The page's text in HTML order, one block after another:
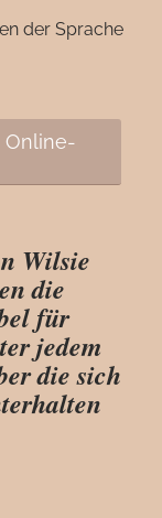
der Sprache
Online-
Wilsie
die
für
jedem
die sich